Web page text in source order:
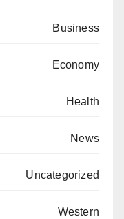
Business
Economy
Health
News
Uncategorized
Western